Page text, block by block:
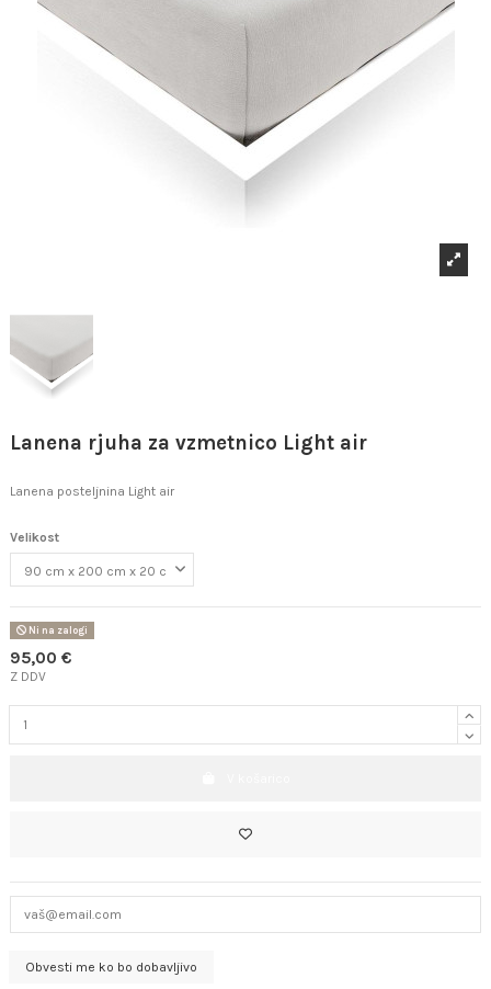
Lanena rjuha za vzmetnico Light air
Lanena posteljnina Light air
Velikost
Ni na zalogi
95,00 €
Z DDV